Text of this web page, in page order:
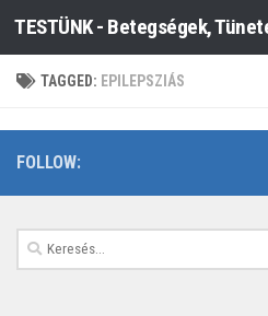
Skip to content
TESTÜNK - Betegségek,
TAGGED: EPILEPSZIÁS
FOLLOW:
Keresés: